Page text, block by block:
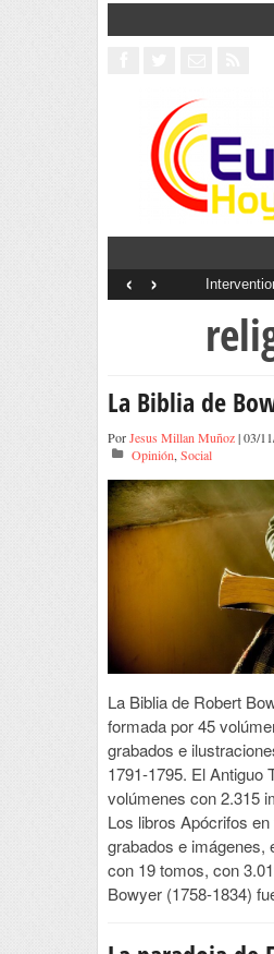
‹ ›
La Biblia de
PorJesus Millan Muñoz| 03/
Opinión, Social
La Biblia de Robert
formada por 45
grabados e
1791-1795. El Antiguo
volúmenes con 2.315
Los libros Apócrifos
grabados e imágenes,
con 19 tomos, con
Bowyer (1758-1834)